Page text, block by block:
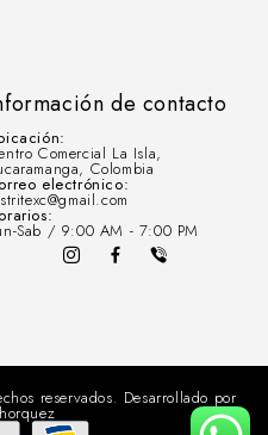
de contacto
Comercial La Isla,
Colombia
electrónico:
Sab / 9:00 AM - 7:00 PM
reservados. Desarrollado por